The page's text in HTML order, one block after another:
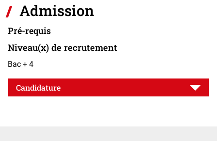
Admission
Pré-requis
Niveau(x) de recrutement
Bac + 4
Candidature